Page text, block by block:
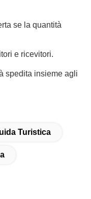
se la quantità
e ricevitori.
spedita insieme agli
Turistica